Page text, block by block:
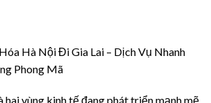
Hà Nội Đi Gia Lai – Dịch Vụ Nhanh
Phong Mã
hai vùng kinh tế đang phát triển mạnh mẽ